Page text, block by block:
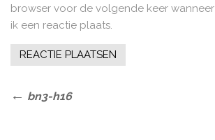
browser voor de volgende keer wanneer
ik een reactie plaats.
Bericht
Previous
bn3-h16